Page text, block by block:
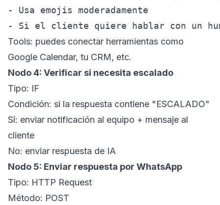
- Usa emojis moderadamente
Tools: puedes conectar herramientas como
Google Calendar, tu CRM, etc.
Nodo 4: Verificar si necesita escalado
Tipo: IF
Condición: si la respuesta contiene "ESCALADO"
Sí: enviar notificación al equipo + mensaje al
cliente
No: enviar respuesta de IA
Nodo 5: Enviar respuesta por WhatsApp
Tipo: HTTP Request
Método: POST